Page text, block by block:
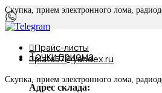
Скупка, прием электронного лома,
Прайс-листы
plata57@yandex.ru
Скупка, прием электронного лома,
Точки приема
Адрес склада: